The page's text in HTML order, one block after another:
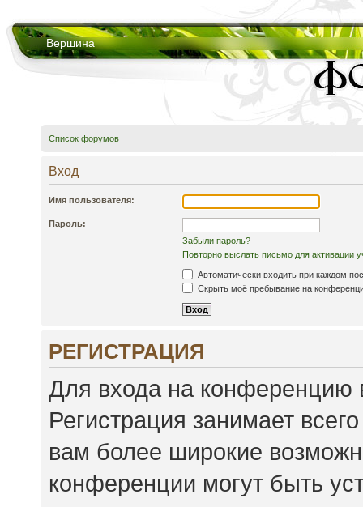
Вершина
Список форумов
Вход
Имя пользователя:
Пароль:
Забыли пароль?
Повторно выслать письмо для активации
Автоматически входить при каждом
Скрыть моё пребывание на
РЕГИСТРАЦИЯ
Для входа на конференцию
Регистрация занимает
вам более широкие
конференции могут быть